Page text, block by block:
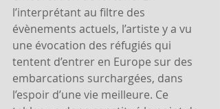
l’interprétant au filtre des
évènements actuels, l’artiste y a vu
une évocation des réfugiés qui
tentent d’entrer en Europe sur des
embarcations surchargées, dans
l’espoir d’une vie meilleure. Ce